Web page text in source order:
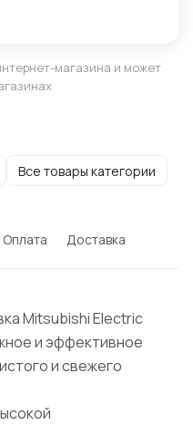
магазина и может
Все товары категории
Оплата Доставка
Mitsubishi Electric
и эффективное
и свежего